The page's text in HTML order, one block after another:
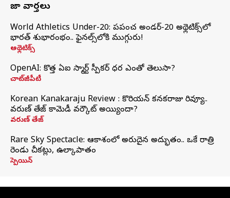
తాజా వార్తలు
World Athletics Under-20: ప్రపంచ అండర్-20 అథ్లెటిక్స్‌లో
భారత్‌ శుభారంభం.. ఫైనల్స్‌లోకి ముగ్గురు!
అథ్లెటిక్స్
OpenAI: కొత్త ఏఐ స్మార్ట్ స్పీకర్ ధర ఎంతో తెలుసా?
చాట్‌జీపీటీ
Korean Kanakaraju Review : కొరియన్ కనకరాజు రివ్యూ..
వరుణ్ తేజ్ కామెడీ వర్కౌట్ అయ్యిందా?
వరుణ్ తేజ్
Rare Sky Spectacle: ఆకాశంలో అరుదైన అద్భుతం.. ఒకే రాత్రి
రెండు చీకట్లు, ఉల్కాపాతం
స్పెయిన్